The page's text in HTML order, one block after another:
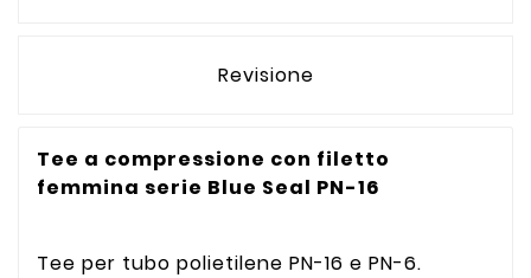
Revisione
Tee a compressione con filetto
femmina serie Blue Seal PN-16
Tee per tubo polietilene PN-16 e PN-6.